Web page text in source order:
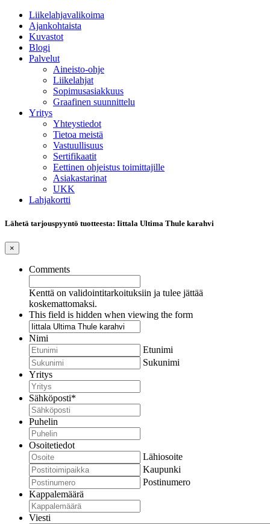
Liikelahjavalikoima
Ajankohtaista
Kuvastot
Blogi
Palvelut
Aineisto-ohje
Liikelahjat
Sopimusasiakkuus
Graafinen suunnittelu
Yritys
Yhteystiedot
Tietoa meistä
Vastuullisuus
Sertifikaatit
Eettinen ohjeistus toimittajille
Asiakastarinat
UKK
Lahjakortti
Lähetä tarjouspyyntö tuotteesta: Iittala Ultima Thule karahvi
×
Comments
Kenttä on validointitarkoituksiin ja tulee jättää
koskemattomaksi.
This field is hidden when viewing the form
Nimi
Etunimi
Sukunimi
Yritys
Sähköposti*
Puhelin
Osoitetiedot
Lähiosoite
Kaupunki
Postinumero
Kappalemäärä
Viesti